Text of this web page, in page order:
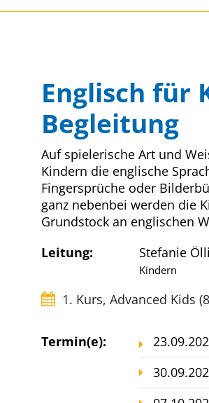
Englisch für
Begleitung
Auf spielerische Art und
Kindern die englische
Fingersprüche oder
ganz nebenbei werden die
Grundstock an englischen
Leitung:
Stefanie
Kindern
1. Kurs, Advanced Kids
Termin(e):